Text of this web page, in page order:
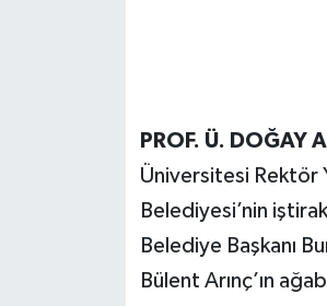
PROF. Ü. DOĞAY
Üniversitesi Rektör
Belediyesi’nin
Belediye Başkanı
Bülent Arınç’ın